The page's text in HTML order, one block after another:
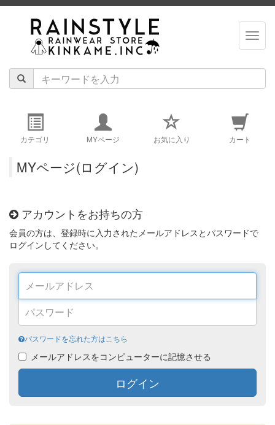
カテゴリ MYページ お気に入り カート
MYページ(ログイン)
アカウントをお持ちの方
会員の方は、登録時に入力されたメールアドレスとパスワードで
ログインしてください。
パスワードを忘れた方はこちら
メールアドレスをコンピューターに記憶させる
ログイン